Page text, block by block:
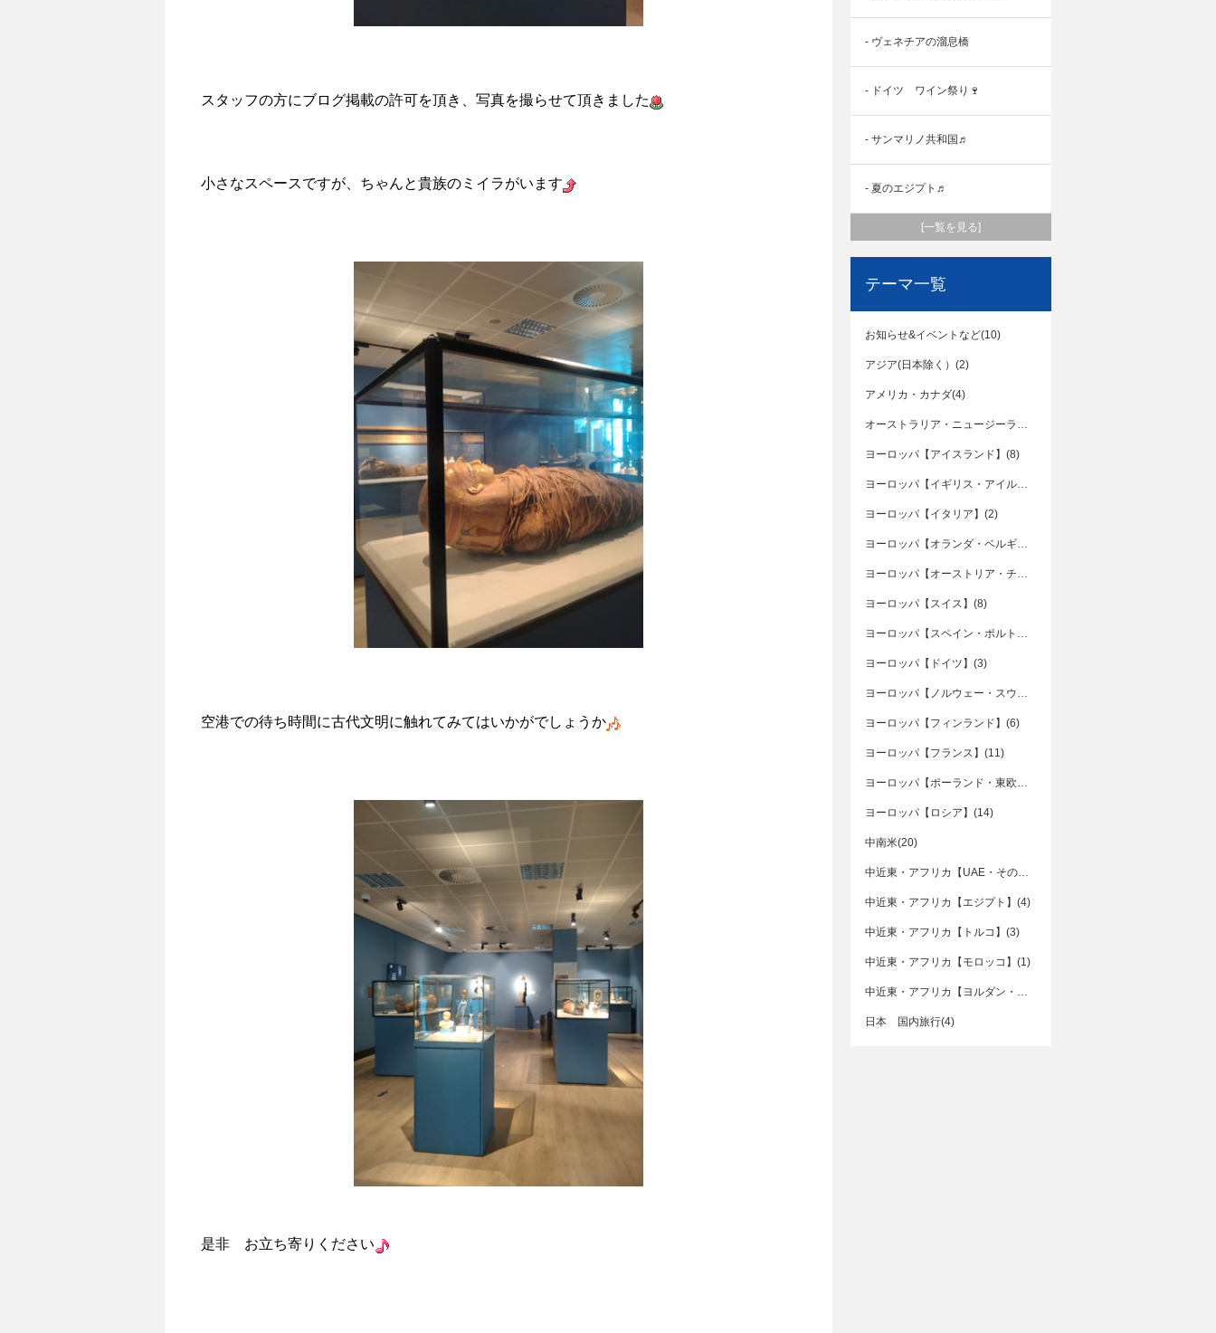
スタッフの方にブログ掲載の許可を頂き、 写真を撮らせて頂きました
小さなスペースですが、ちゃんと貴族のミイラがいます
空港での待ち時間に古代文明に触れてみてはいかがでしょうか
是非 お立ち寄りください
- ヴェネチアの溜息橋
- ドイツ ワイン祭り🍷
- サンマリノ共和国♬
- 夏のエジプト♬
[一覧を見る]
テーマ一覧
お知らせ&イベントなど(10)
アジア(日本除く）(2)
アメリカ・カナダ(4)
オーストラリア・ニュージーランド(7)
ヨーロッパ【アイスランド】(8)
ヨーロッパ【イギリス・アイルランド】(2)
ヨーロッパ【イタリア】(2)
ヨーロッパ【オランダ・ベルギー】(5)
ヨーロッパ【オーストリア・チェコ・ハンガリー】(7)
ヨーロッパ【スイス】(8)
ヨーロッパ【スペイン・ポルトガル】(16)
ヨーロッパ【ドイツ】(3)
ヨーロッパ【ノルウェー・スウェーデン・デンマーク】(2)
ヨーロッパ【フィンランド】(6)
ヨーロッパ【フランス】(11)
ヨーロッパ【ポーランド・東欧諸国】(11)
ヨーロッパ【ロシア】(14)
中南米(20)
中近東・アフリカ【UAE・その他】(2)
中近東・アフリカ【エジプト】(4)
中近東・アフリカ【トルコ】(3)
中近東・アフリカ【モロッコ】(1)
中近東・アフリカ【ヨルダン・イスラエル】(3)
日本 国内旅行(4)